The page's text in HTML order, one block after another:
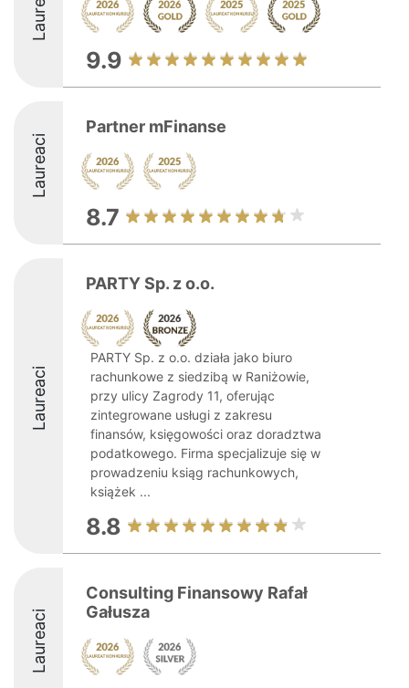
9.9
Laureaci
Partner mFinanse
8.7
Laureaci
PARTY Sp. z o.o.
PARTY Sp. z o.o. działa jako biuro
rachunkowe z siedzibą w Raniżowie,
przy ulicy Zagrody 11, oferując
zintegrowane usługi z zakresu
finansów, księgowości oraz doradztwa
podatkowego. Firma specjalizuje się w
prowadzeniu ksiąg rachunkowych,
książek ...
8.8
Laureaci
Consulting Finansowy Rafał
Gałusza